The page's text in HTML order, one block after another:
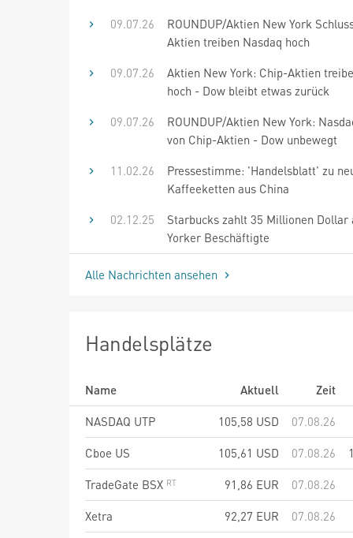
09.07.26
ROUNDUP/Aktien New York
Aktien treiben Nasdaq hoch
09.07.26
Aktien New York: Chip-Aktien
hoch - Dow bleibt etwas zurück
09.07.26
ROUNDUP/Aktien New York:
von Chip-Aktien - Dow unbewegt
11.02.26
Pressestimme: 'Handelsblatt' zu
Kaffeeketten aus China
02.12.25
Starbucks zahlt 35 Millionen Dollar
Yorker Beschäftigte
Alle Nachrichten ansehen
Handelsplätze
Name Aktuell
Zeit
NASDAQ UTP
105,58 USD
07.08.26
Cboe US
105,61 USD 07.08.26
TradeGate BSX
91,86 EUR
07.08.26
Xetra
92,27 EUR
07.08.26